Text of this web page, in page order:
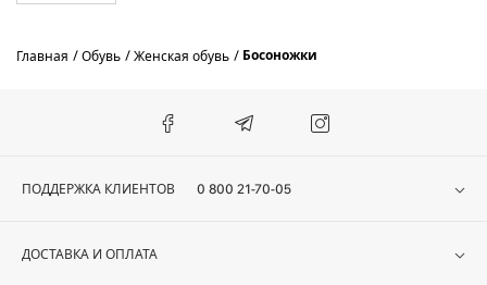
Главная Обувь Женская обувь Босоножки
ПОДДЕРЖКА КЛИЕНТОВ 0 800 21-70-05
ДОСТАВКА И ОПЛАТА